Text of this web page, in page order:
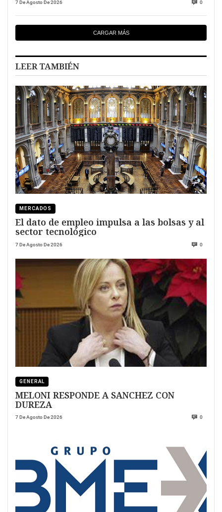
7 De Agosto De 2026 0
CARGAR MÁS
LEER TAMBIÉN
MERCADOS
El dato de empleo impulsa a las bolsas y al
sector tecnológico
7 De Agosto De 2026 0
GENERAL
MELONI RESPONDE A SANCHEZ CON
DUREZA
7 De Agosto De 2026 0